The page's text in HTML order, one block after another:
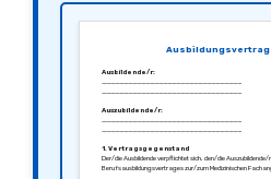
Ausbildungsvertrag
Ausbildende/r:
________________________________
________________________________
Auszubildende/r:
________________________________
________________________________
1. Vertragsgegenstand
Der/die Ausbildende verpflichtet sich, den/die
Berufsausbildungsvertrages zur/zum Medizinischen